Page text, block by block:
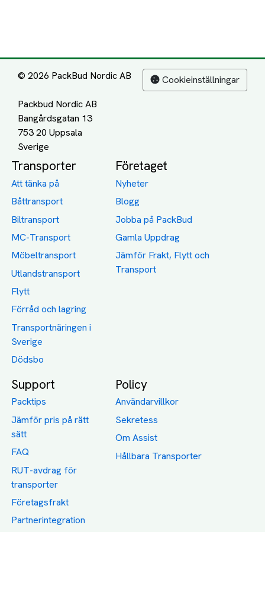
© 2026 PackBud Nordic AB
Packbud Nordic AB
Bangårdsgatan 13
753 20 Uppsala
Cookieinställningar
Transporter
Att tänka på
Båttransport
Biltransport
MC-Transport
Möbeltransport
Utlandstransport
Flytt
Förråd och lagring
Transportnäringen i
Sverige
Dödsbo
Företaget
Nyheter
Blogg
Jobba på PackBud
Gamla Uppdrag
Jämför Frakt, Flytt och
Transport
Support
Packtips
Jämför pris på rätt
sätt
FAQ
RUT-avdrag för
transporter
Företagsfrakt
Partnerintegration
Policy
Användarvillkor
Sekretess
Om Assist
Hållbara Transporter